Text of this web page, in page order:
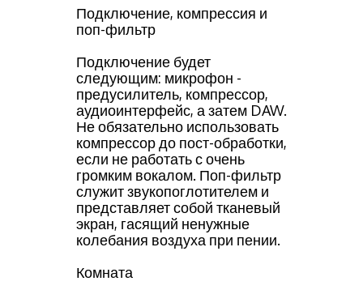
Подключение, компрессия и
поп-фильтр
Подключение будет
следующим: микрофон -
предусилитель, компрессор,
аудиоинтерфейс, а затем DAW.
Не обязательно использовать
компрессор до пост-обработки,
если не работать с очень
громким вокалом. Поп-фильтр
служит звукопоглотителем и
представляет собой тканевый
экран, гасящий ненужные
колебания воздуха при пении.
Комната